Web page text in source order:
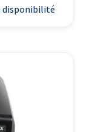
disponibilité